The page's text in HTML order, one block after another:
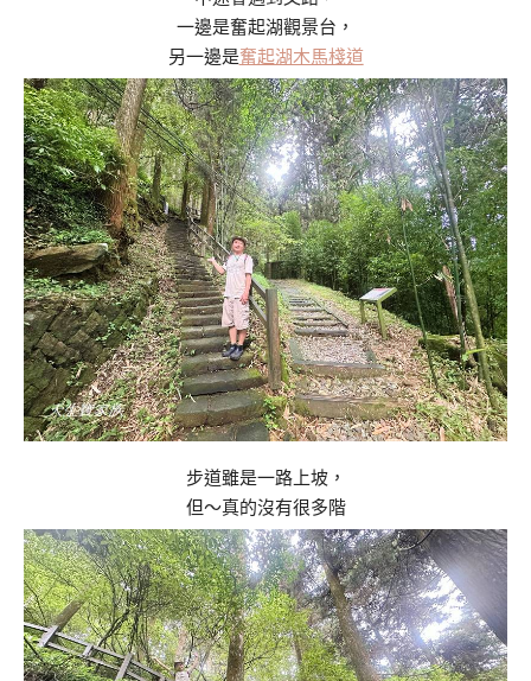
一邊是奮起湖觀景台，
另一邊是奮起湖木馬棧道
步道雖是一路上坡，
但～真的沒有很多階